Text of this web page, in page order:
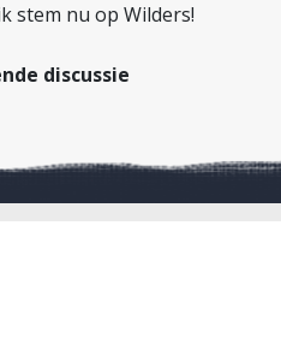
stem nu op Wilders!
discussie